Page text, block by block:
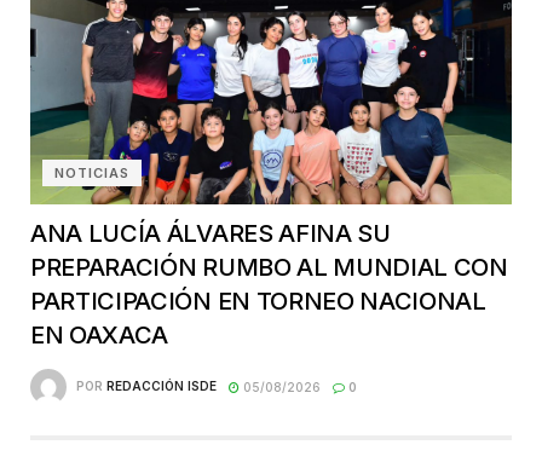
NOTICIAS
ANA LUCÍA ÁLVARES AFINA SU
PREPARACIÓN RUMBO AL MUNDIAL CON
PARTICIPACIÓN EN TORNEO NACIONAL
EN OAXACA
POR REDACCIÓN ISDE 05/08/2026 0